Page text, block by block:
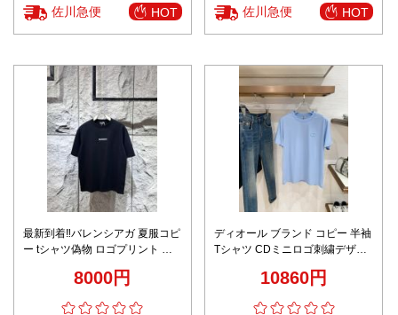
佐川急便 HOT 佐川急便 HOT
最新到着‼バレンシアガ 夏服コピ
ー tシャツ偽物 ロゴプリント ト
プル ブラック8000円
ディオール ブランド コピー 半袖
Tシャツ CDミニロゴ刺繍デザイ
10860円